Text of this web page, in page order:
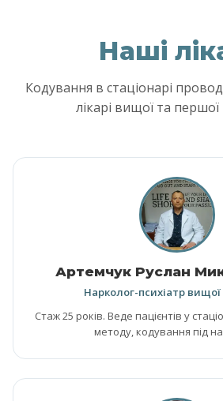
Наші
Кодування в стаціонарі
лікарі вищої та першої
Артемчук Руслан
Нарколог-психіатр вищої
Стаж 25 років. Веде пацієнтів у
методу, кодування під